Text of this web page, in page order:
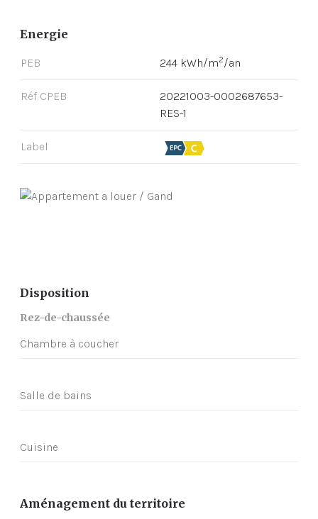
Energie
PEB 244 kWh/m2/an
Réf CPEB
20221003-0002687653-
RES-1
Label
Disposition
Rez-de-chaussée
Chambre à coucher
Salle de bains
Cuisine
Aménagement du territoire